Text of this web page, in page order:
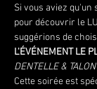
Si vous aviez
pour découvrir le
suggérions de
L'ÉVÉNEMENT LE
DENTELLE &
Cette soirée est